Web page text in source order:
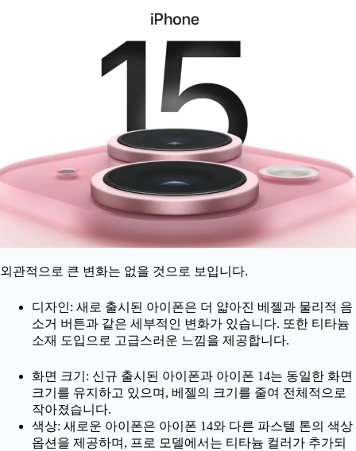
외관적으로 큰 변화는 없을 것으로 보입니다.
디자인: 새로 출시된 아이폰은 더 얇아진 베젤과 물리적 음
소거 버튼과 같은 세부적인 변화가 있습니다. 또한 티타늄
소재 도입으로 고급스러운 느낌을 제공합니다.
화면 크기: 신규 출시된 아이폰과 아이폰 14는 동일한 화면
크기를 유지하고 있으며, 베젤의 크기를 줄여 전체적으로
작아졌습니다.
색상: 새로운 아이폰은 아이폰 14와 다른 파스텔 톤의 색상
옵션을 제공하며, 프로 모델에서는 티타늄 컬러가 추가되